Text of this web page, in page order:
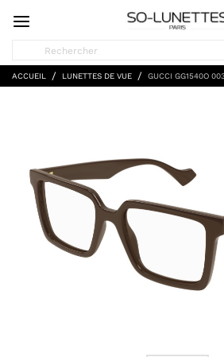
ACCUEIL LUNETTES DE VUE GUCCI GG1540O